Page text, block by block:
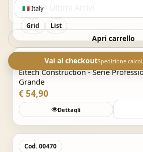
Apri carrello
Vai al checkoutSpedizione
Ordina
Grid
List
Acquisto Veloce
Cod. 00710
Eitech Construction - Serie
Grande
€ 54,90
Dettagli
Acquisto Veloce
Cod. 00470